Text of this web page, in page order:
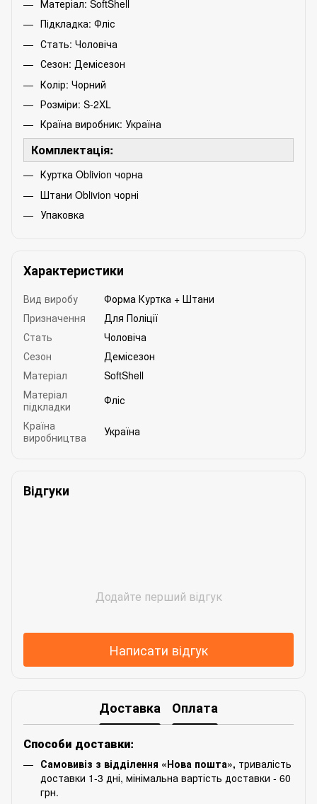
Матеріал: SoftShell
Підкладка: Фліс
Стать: Чоловіча
Сезон: Демісезон
Колір: Чорний
Розміри: S-2XL
Країна виробник: Україна
Комплектація:
Куртка Oblivion чорна
Штани Oblivion чорні
Упаковка
Характеристики
Вид виробу
Форма Куртка + Штани
Призначення
Для Поліції
Стать
Чоловіча
Сезон
Демісезон
Матеріал
SoftShell
Матеріал
підкладки
Фліс
Країна
виробництва
Україна
Відгуки
Додайте перший відгук
Написати відгук
Доставка Оплата
Способи доставки:
Самовивіз з відділення «Нова пошта», тривалість
доставки 1-3 дні, мінімальна вартість доставки - 60
грн.